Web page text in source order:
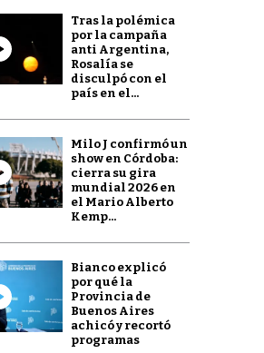
Tras la polémica
por la campaña
anti Argentina,
Rosalía se
disculpó con el
país en el...
Milo J confirmó un
show en Córdoba:
cierra su gira
mundial 2026 en
el Mario Alberto
Kemp...
Bianco explicó
por qué la
Provincia de
Buenos Aires
achicó y recortó
programas